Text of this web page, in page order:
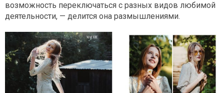
возможность переключаться с разных видов любимой
деятельности, — делится она размышлениями.